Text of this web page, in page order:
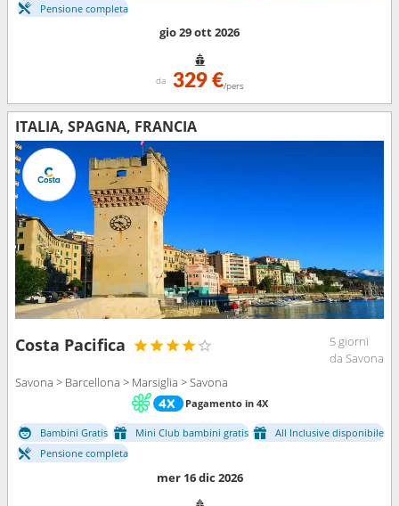
Pensione completa
gio 29 ott 2026
da 329 €/pers
ITALIA, SPAGNA, FRANCIA
Costa Pacifica
5 giorni
da Savona
Savona > Barcellona > Marsiglia > Savona
Pagamento in 4X
Bambini Gratis Mini Club bambini gratis
All Inclusive disponibile
Pensione completa
mer 16 dic 2026